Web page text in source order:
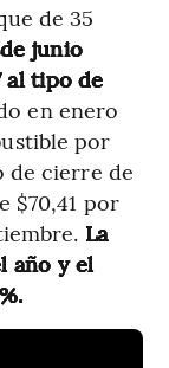
de 35
junio
al tipo de
en enero
por
de cierre de
$70,41 por
La
año y el